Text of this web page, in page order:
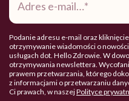
mail*
Podanie adresu e-mail oraz kliknięcie
otrzymywanie wiadomości o
usługach dot. Hello Zdrowie. W
otrzymywania newslettera.
prawem przetwarzania, którego
z informacjami o przetwarzaniu
Ci prawach, w naszejPolityce